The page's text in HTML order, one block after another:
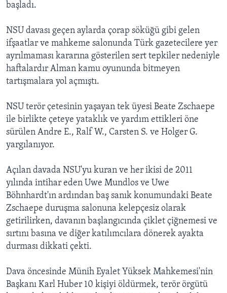
başladı.
NSU davası geçen aylarda çorap söküğü gibi gelen
ifşaatlar ve mahkeme salonunda Türk gazetecilere yer
ayrılmaması kararına gösterilen sert tepkiler nedeniyle
haftalardır Alman kamu oyununda bitmeyen
tartışmalara yol açmıştı.
NSU terör çetesinin yaşayan tek üyesi Beate Zschaepe
ile birlikte çeteye yataklık ve yardım ettikleri öne
sürülen Andre E., Ralf W., Carsten S. ve Holger G.
yargılanıyor.
Açılan davada NSU'yu kuran ve her ikisi de 2011
yılında intihar eden Uwe Mundlos ve Uwe
Böhnhardt'ın ardından baş sanık konumundaki Beate
Zschaepe duruşma salonuna kelepçesiz olarak
getirilirken, davanın başlangıcında çiklet çiğnemesi ve
sırtını basına ve diğer katılımcılara dönerek ayakta
durması dikkati çekti.
Dava öncesinde Münih Eyalet Yüksek Mahkemesi'nin
Başkanı Karl Huber 10 kişiyi öldürmek, terör örgütü